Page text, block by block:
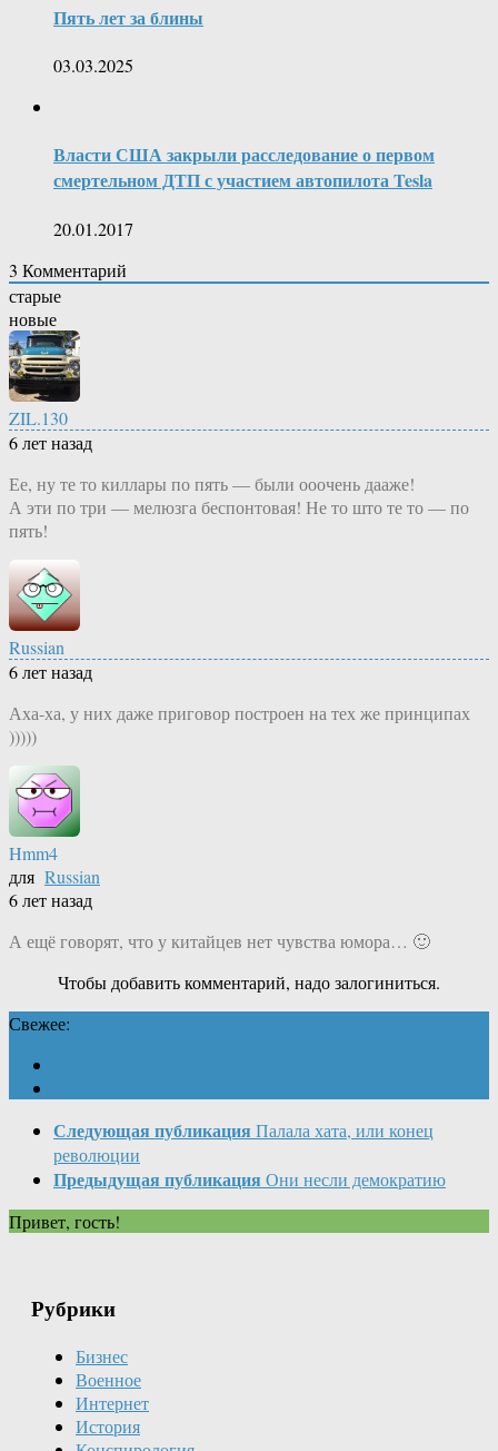
Пять лет за блины
03.03.2025
Власти США закрыли расследование о первом
смертельном ДТП с участием автопилота Tesla
20.01.2017
3 Комментарий
старые
новые
ZIL.130
6 лет назад
Ее, ну те то киллары по пять — были ооочень дааже!
А эти по три — мелюзга беспонтовая! Не то што те то — по
пять!
Russian
6 лет назад
Аха-ха, у них даже приговор построен на тех же принципах
)))))
Hmm4
для Russian
6 лет назад
А ещё говорят, что у китайцев нет чувства юмора… 🙂
Чтобы добавить комментарий, надо залогиниться.
Свежее:
Следующая публикация Палала хата, или конец
революции
Предыдущая публикация Они несли демократию
Привет, гость!
Рубрики
Бизнес
Военное
Интернет
История